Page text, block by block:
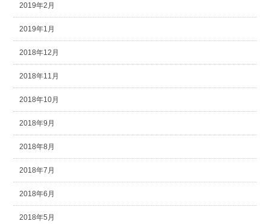
2019年2月
2019年1月
2018年12月
2018年11月
2018年10月
2018年9月
2018年8月
2018年7月
2018年6月
2018年5月